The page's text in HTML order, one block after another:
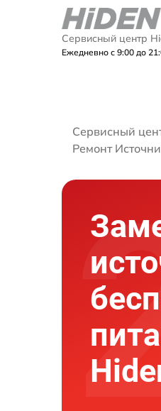
Сервисный центр
Ежедневно с 9:00 до
Сервисный
Ремонт